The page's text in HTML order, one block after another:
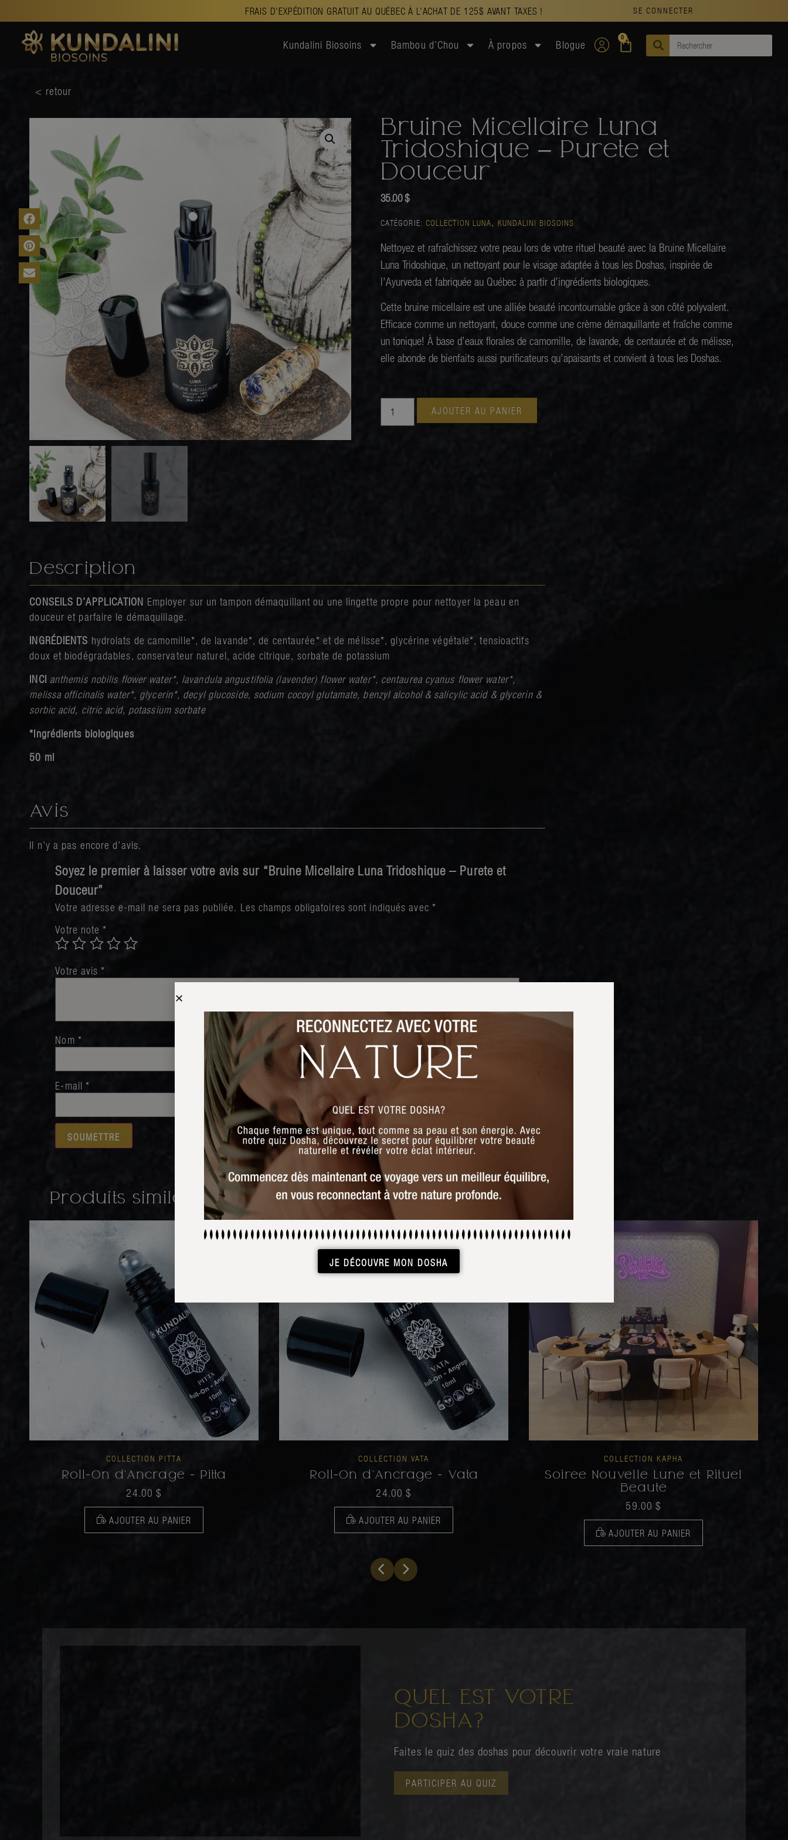
FRAIS D’EXPÉDITION GRATUIT AU QUÉBEC À L’ACHAT DE 125$ AVANT TAXES ! SE CONNECTER
Kundalini Biosoins Bambou d’Chou À propos Blogue
0
< retour
Bruine Micellaire Luna
Tridoshique – Purete et
Douceur
35.00$
CATÉGORIE: COLLECTION LUNA, KUNDALINI BIOSOINS
Nettoyez et rafraîchissez votre peau lors de votre rituel beauté avec la Bruine Micellaire
Luna Tridoshique, un nettoyant pour le visage adaptée à tous les Doshas, inspirée de
l’Ayurveda et fabriquée au Québec à partir d’ingrédients biologiques.
Cette bruine micellaire est une alliée beauté incontournable grâce à son côté polyvalent.
Efficace comme un nettoyant, douce comme une crèmedémaquillante et fraîche comme
un tonique! À base d’eaux florales de camomille, de lavande, de centaurée et de mélisse,
elle abonde de bienfaitsaussi purificateurs qu’apaisants et convient à tous les Doshas.
AJOUTER AU PANIER
Description
CONSEILS D’APPLICATION Employer sur un tampon démaquillant ou une lingette propre pour nettoyer la peau en
douceur et parfaire le démaquillage.
INGRÉDIENTS hydrolats de camomille*, de lavande*, de centaurée* et de mélisse*, glycérine végétale*, tensioactifs
doux et biodégradables, conservateur naturel, acide citrique, sorbate de potassium
INCI anthemis nobilis flower water*, lavandula angustifolia (lavender) flower water*, centaurea cyanus flower water*,
melissa officinalis water*, glycerin*, decyl glucoside, sodium cocoyl glutamate, benzyl alcohol & salicylic acid & glycerin &
sorbic acid, citric acid, potassium sorbate
*Ingrédients biologiques
50 ml
Avis
Il n’y a pas encore d’avis.
Soyez le premier à laisser votre avis sur “Bruine Micellaire Luna Tridoshique – Purete et
Douceur”
Votre adresse e-mail ne sera pas publiée. Les champs obligatoires sont indiqués avec *
Votre note*
Votre avis*
Nom *
E-mail*
Produits similaires
COLLECTION PITTA
Roll-On d'Ancrage - Pitta
24.00$
AJOUTER AU PANIER
COLLECTION VATA
Roll-On d'Ancrage - Vata
24.00$
AJOUTER AU PANIER
COLLECTION KAPHA
Soirée Nouvelle Lune et Rituel
Beauté
59.00$
AJOUTER AU PANIER
QUEL EST VOTRE
DOSHA?
Faites le quiz des doshas pour découvrir votre vraie nature
PARTICIPER AU QUIZ
JE DÉCOUVRE MON DOSHA